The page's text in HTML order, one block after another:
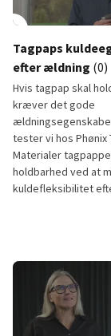
Tagpaps
efter ældning (0)
Hvis tagpap skal
kræver det gode
tester vi hos Phønix
Materialer
holdbarhed ved at
kuldefleksibilitet
Tagpaps